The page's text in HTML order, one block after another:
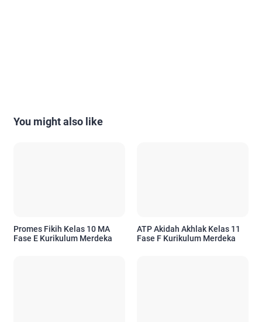
You might also like
Promes Fikih Kelas 10 MA
Fase E Kurikulum Merdeka
ATP Akidah Akhlak Kelas 11
Fase F Kurikulum Merdeka